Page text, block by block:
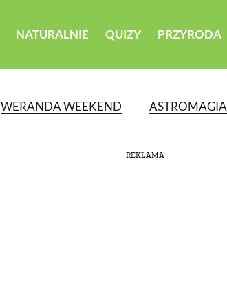
NATURALNIE QUIZY PRZYRODA
WERANDA WEEKEND ASTROMAGIA
REKLAMA